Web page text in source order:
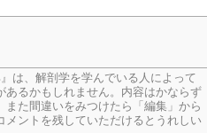
は、解剖学を学んでいる人によって
あるかもしれません。内容はかならず
また間違いをみつけたら「編集」から
メントを残していただけるとうれしい